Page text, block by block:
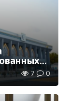
7 0